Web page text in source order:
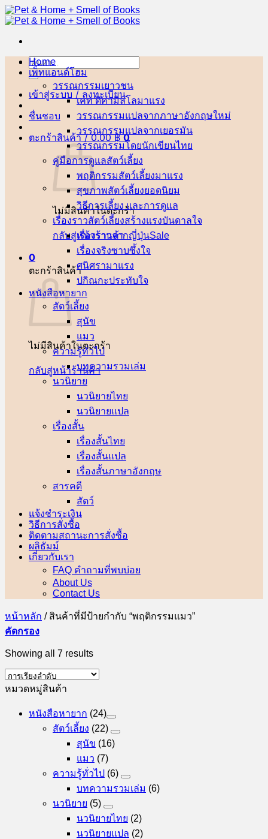
ข้าม
ไป
เนื้อหา
ค้นหา:
เข้าสู่ระบบ / ลงทะเบียน
ชื่นชอบ
ตะกร้าสินค้า /0.00฿ 0
ไม่มีสินค้าในตะกร้า
กลับสู่หน้าร้านค้า
0
ตะกร้าสินค้า
ไม่มีสินค้าในตะกร้า
กลับสู่หน้าร้านค้า
Home
เพ็ทแอนด์โฮม
วรรณกรรมเยาวชน
เคท ดิคามิลโล
วรรณกรรมแปลจากภาษาอังกฤษ
วรรณกรรมแปลจากเยอรมัน
วรรณกรรมโดยนักเขียนไทย
คู่มือการดูแลสัตว์เลี้ยง
พฤติกรรมสัตว์เลี้ยง
สุขภาพสัตว์เลี้ยง
วิธีการเลี้ยง และการดูแล
เรื่องราวสัตว์เลี้ยงสร้างแรงบันดาลใจ
เรื่องราวจากญี่ปุ่น
เรื่องจริงซาบซึ้งใจ
ศนิศรา
ปกิณกะประทับใจ
หนังสือหายาก
สัตว์เลี้ยง
สุนัข
แมว
ความรู้ทั่วไป
บทความรวมเล่ม
นวนิยาย
นวนิยายไทย
นวนิยายแปล
เรื่องสั้น
เรื่องสั้นไทย
เรื่องสั้นแปล
เรื่องสั้นภาษาอังกฤษ
สารคดี
สัตว์
แจ้งชำระเงิน
วิธีการสั่งซื้อ
ติดตามสถานะการสั่งซื้อ
ผลิธัมม์
เกี่ยวกับเรา
FAQ คำถามที่พบบ่อย
About Us
Contact Us
หน้าหลัก /สินค้าที่มีป้ายกำกับ “พฤติกรรมแมว”
คัดกรอง
Showing all 7 results
หมวดหมู่สินค้า
หนังสือหายาก (24)
สัตว์เลี้ยง (22)
สุนัข (16)
แมว (7)
ความรู้ทั่วไป (6)
บทความรวมเล่ม (6)
นวนิยาย (5)
นวนิยายไทย (2)
นวนิยายแปล (2)